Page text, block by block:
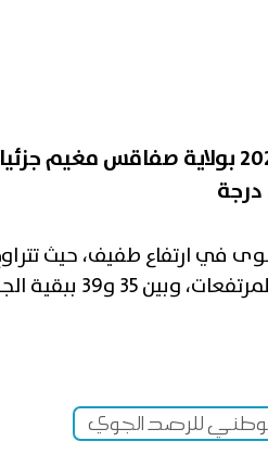
يكون طقس اليوم السبت 12 جوان 2021 بولاية صفاقس مغيم جزئيا
للرصد الجوي